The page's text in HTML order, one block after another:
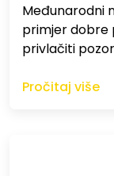
Međunarodni
primjer dobre
privlačiti
Pročitaj više